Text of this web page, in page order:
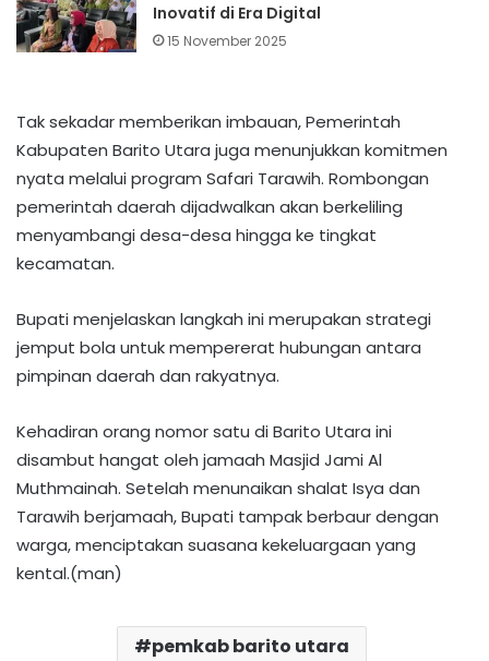
Inovatif di Era Digital
15 November 2025
Tak sekadar memberikan imbauan, Pemerintah
Kabupaten Barito Utara juga menunjukkan komitmen
nyata melalui program Safari Tarawih. Rombongan
pemerintah daerah dijadwalkan akan berkeliling
menyambangi desa-desa hingga ke tingkat
kecamatan.
Bupati menjelaskan langkah ini merupakan strategi
jemput bola untuk mempererat hubungan antara
pimpinan daerah dan rakyatnya.
Kehadiran orang nomor satu di Barito Utara ini
disambut hangat oleh jamaah Masjid Jami Al
Muthmainah. Setelah menunaikan shalat Isya dan
Tarawih berjamaah, Bupati tampak berbaur dengan
warga, menciptakan suasana kekeluargaan yang
kental.(man)
pemkab barito utara